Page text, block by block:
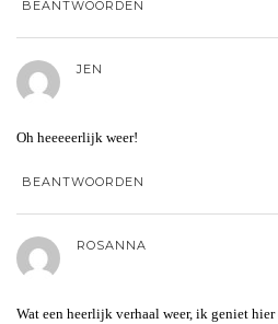
BEANTWOORDEN
JEN
Oh heeeeerlijk weer!
BEANTWOORDEN
ROSANNA
Wat een heerlijk verhaal weer, ik geniet